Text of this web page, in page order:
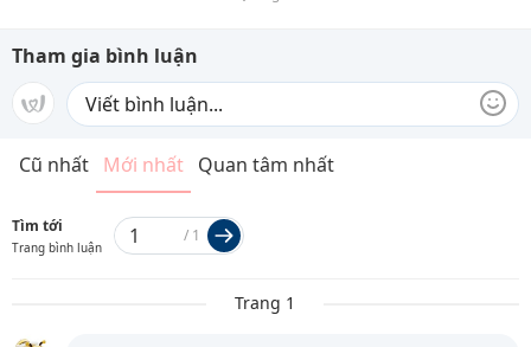
Tham gia bình luận
Cũ nhất Mới nhất Quan tâm nhất
Tìm tới
Trang bình luận
/ 1
Trang 1